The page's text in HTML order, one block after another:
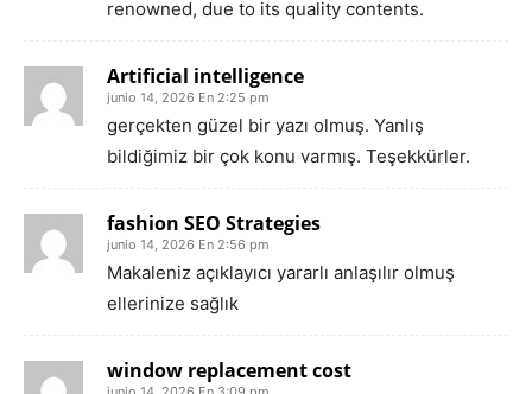
renowned, due to its quality contents.
Artificial intelligence
junio 14, 2026 En 2:25 pm
gerçekten güzel bir yazı olmuş. Yanlış
bildiğimiz bir çok konu varmış. Teşekkürler.
fashion SEO Strategies
junio 14, 2026 En 2:56 pm
Makaleniz açıklayıcı yararlı anlaşılır olmuş
ellerinize sağlık
window replacement cost